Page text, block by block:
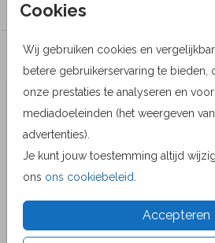
Cookies
Wij gebruiken cookies en
betere gebruikerservaring te bieden,
onze prestaties te analyseren en
mediadoeleinden (het weergeven
advertenties).
Je kunt jouw toestemming altijd
ons ons cookiebeleid
Accepteren
Meer in dezelfde stijl